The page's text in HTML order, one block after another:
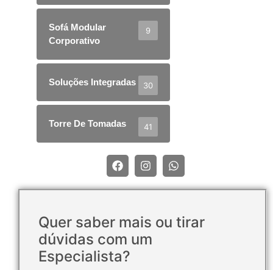
Sofá Modular
Corporativo
9
Soluções Integradas 30
Torre De Tomadas 41
Quer saber mais ou tirar
dúvidas com um
Especialista?